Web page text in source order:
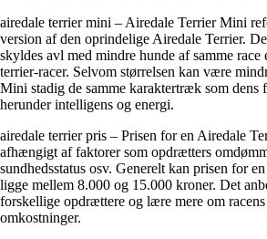
airedale terrier mini – Airedale Terrier Mini
version af den oprindelige Airedale Terrier.
skyldes avl med mindre hunde af samme race
terrier-racer. Selvom størrelsen kan være
Mini stadig de samme karaktertræk som
herunder intelligens og energi.
airedale terrier pris – Prisen for en Airedale
afhængigt af faktorer som opdrætters
sundhedsstatus osv. Generelt kan prisen for
ligge mellem 8.000 og 15.000 kroner. Det
forskellige opdrættere og lære mere om
omkostninger.